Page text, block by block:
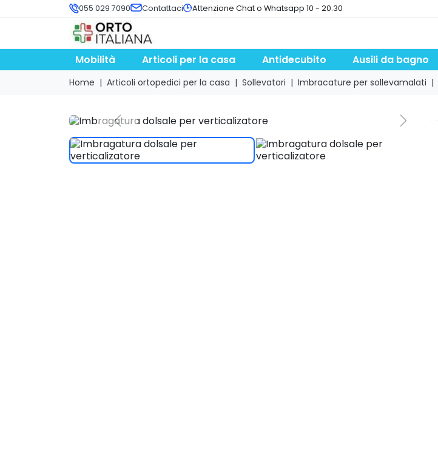
055 029 7090 Contattaci Attenzione Chat o Whatsapp 10 - 20.30
Mobilità
Articoli per la casa Antidecubito Ausili da bagno
Home Articoli ortopedici per la casa Sollevatori Imbracature per sollevamalati
Previous Next